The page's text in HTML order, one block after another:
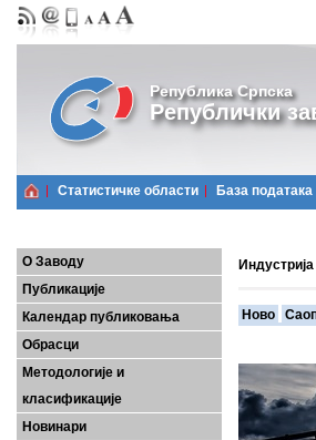
Република Српска
Републички
Статистичке области Базa података
О Заводу
Публикације
Календар публиковања
Обрасци
Методологије и
класификације
Новинари
Индустрија
Ново